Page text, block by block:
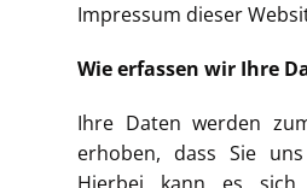
Impressum dieser
Wie erfassen wir Ihre
Ihre Daten werden
erhoben, dass Sie